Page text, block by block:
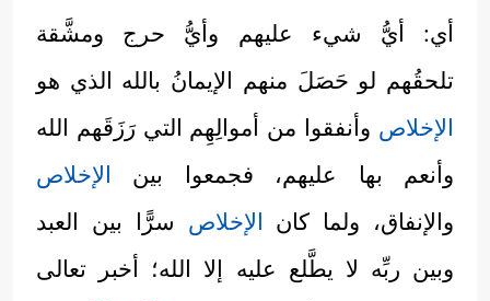
أي: أيُّ شيء عليهم وأيُّ حرج ومشَّقة
تلحقُهم لو حَصَلَ منهم الإيمانُ بالله الذي هو
الإخلاص وأنفقوا من أموالِهِم التي رَزَقَهم الله
وأنعم بها عليهم، فجمعوا بين الإخلاص
والإنفاق، ولما كان الإخلاص سرًّا بين العبد
وبين ربِّه لا يطَّلع عليه إلا الله؛ أخبر تعالى